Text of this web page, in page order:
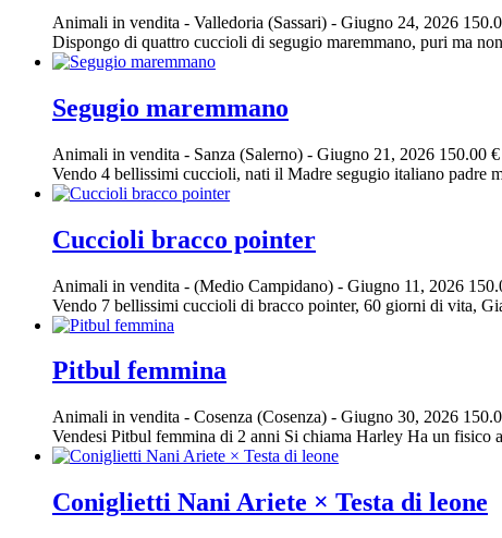
Animali in vendita - Valledoria (Sassari) - Giugno 24, 2026
Dispongo di quattro cuccioli di segugio maremmano, puri ma
Segugio maremmano
Animali in vendita - Sanza (Salerno) - Giugno 21, 2026 150.00 €
Vendo 4 bellissimi cuccioli, nati il Madre segugio italiano padre
Cuccioli bracco pointer
Animali in vendita - (Medio Campidano) - Giugno 11, 2026
Vendo 7 bellissimi cuccioli di bracco pointer, 60 giorni di vita,
Pitbul femmina
Animali in vendita - Cosenza (Cosenza) - Giugno 30, 2026
Vendesi Pitbul femmina di 2 anni Si chiama Harley Ha un fisico
Coniglietti Nani Ariete × Testa di leone